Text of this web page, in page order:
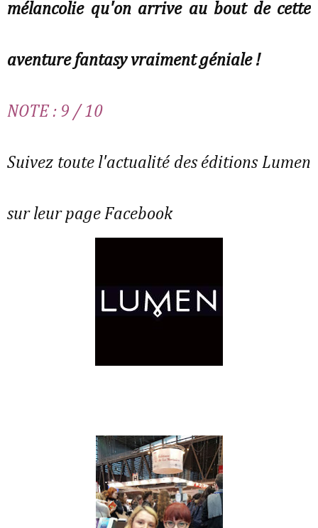
mélancolie qu'on arrive au bout de cette
aventure fantasy vraiment géniale !
NOTE : 9 / 10
Suivez toute l'actualité des éditions Lumen
sur leur page Facebook